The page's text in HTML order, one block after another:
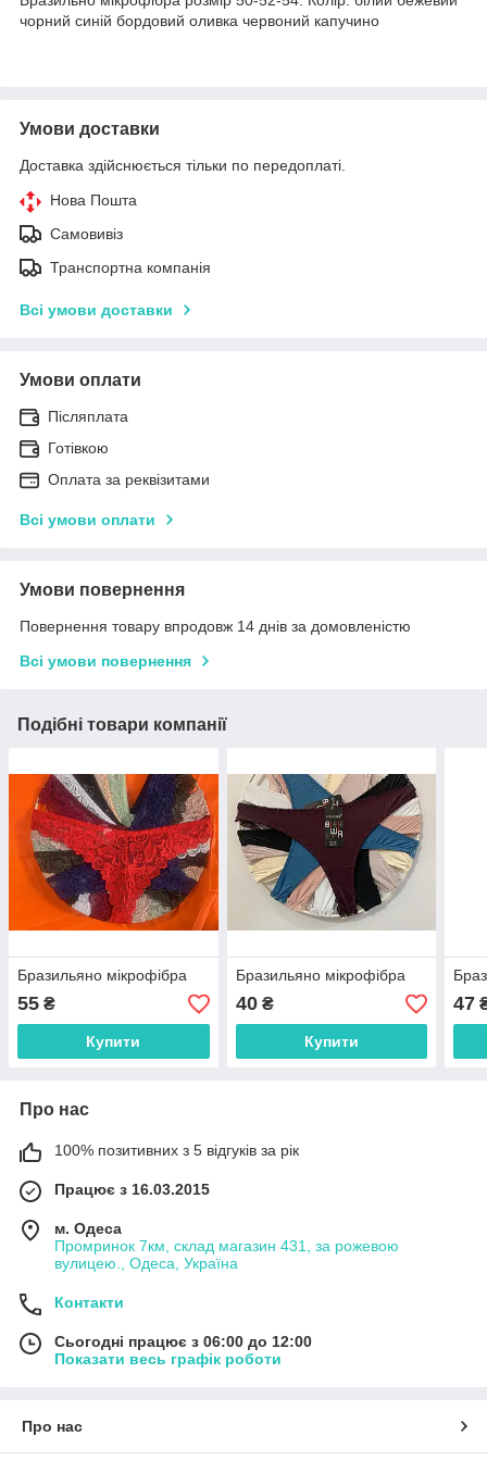
чорний синій бордовий оливка червоний капучино
Умови доставки
Доставка здійснюється тільки по передоплаті.
Нова Пошта
Самовивіз
Транспортна компанія
Всі умови доставки
Умови оплати
Післяплата
Готівкою
Оплата за реквізитами
Всі умови оплати
Умови повернення
Повернення товару впродовж 14 днів за домовленістю
Всі умови повернення
Подібні товари компанії
Бразильяно мікрофібра
55 ₴
Купити
Бразильяно мікрофібра
40₴
Купити
47
Про нас
100% позитивних з 5 відгуків за рік
Працює з 16.03.2015
м. Одеса
Промринок 7км, склад магазин 431, за рожевою
вулицею., Одеса, Україна
Контакти
Сьогодні працює з 06:00 до 12:00
Показати весь графік роботи
Про нас